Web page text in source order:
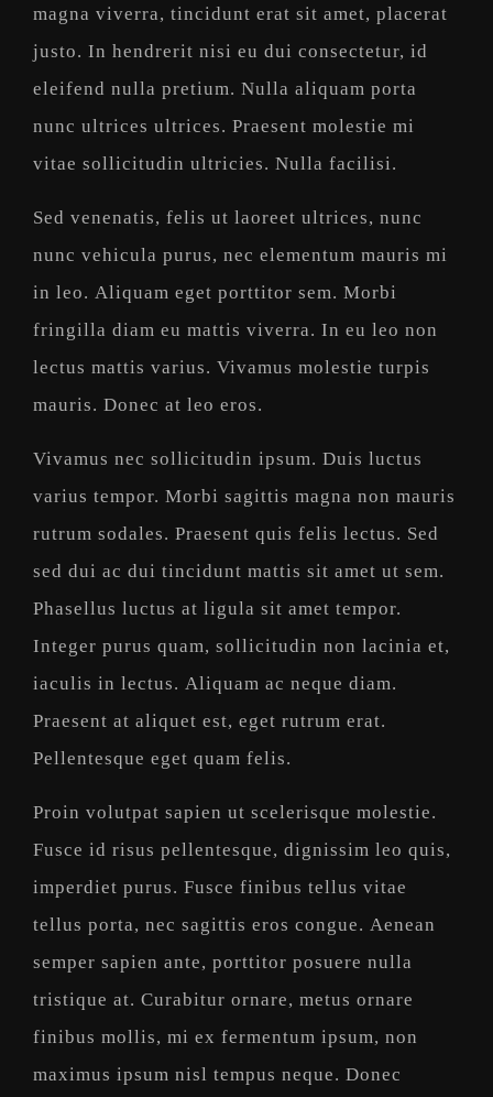
magna viverra, tincidunt erat sit amet, placerat
justo. In hendrerit nisi eu dui consectetur, id
eleifend nulla pretium. Nulla aliquam porta
nunc ultrices ultrices. Praesent molestie mi
vitae sollicitudin ultricies. Nulla facilisi.
Sed venenatis, felis ut laoreet ultrices, nunc
nunc vehicula purus, nec elementum mauris mi
in leo. Aliquam eget porttitor sem. Morbi
fringilla diam eu mattis viverra. In eu leo non
lectus mattis varius. Vivamus molestie turpis
mauris. Donec at leo eros.
Vivamus nec sollicitudin ipsum. Duis luctus
varius tempor. Morbi sagittis magna non mauris
rutrum sodales. Praesent quis felis lectus. Sed
sed dui ac dui tincidunt mattis sit amet ut sem.
Phasellus luctus at ligula sit amet tempor.
Integer purus quam, sollicitudin non lacinia et,
iaculis in lectus. Aliquam ac neque diam.
Praesent at aliquet est, eget rutrum erat.
Pellentesque eget quam felis.
Proin volutpat sapien ut scelerisque molestie.
Fusce id risus pellentesque, dignissim leo quis,
imperdiet purus. Fusce finibus tellus vitae
tellus porta, nec sagittis eros congue. Aenean
semper sapien ante, porttitor posuere nulla
tristique at. Curabitur ornare, metus ornare
finibus mollis, mi ex fermentum ipsum, non
maximus ipsum nisl tempus neque. Donec